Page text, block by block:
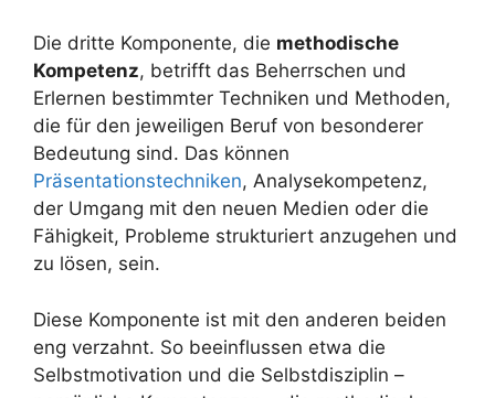
Die dritte Komponente, die methodische
Kompetenz, betrifft das Beherrschen und
Erlernen bestimmter Techniken und Methoden,
die für den jeweiligen Beruf von besonderer
Bedeutung sind. Das können
Präsentationstechniken, Analysekompetenz,
der Umgang mit den neuen Medien oder die
Fähigkeit, Probleme strukturiert anzugehen und
zu lösen, sein.
Diese Komponente ist mit den anderen beiden
eng verzahnt. So beeinflussen etwa die
Selbstmotivation und die Selbstdisziplin –